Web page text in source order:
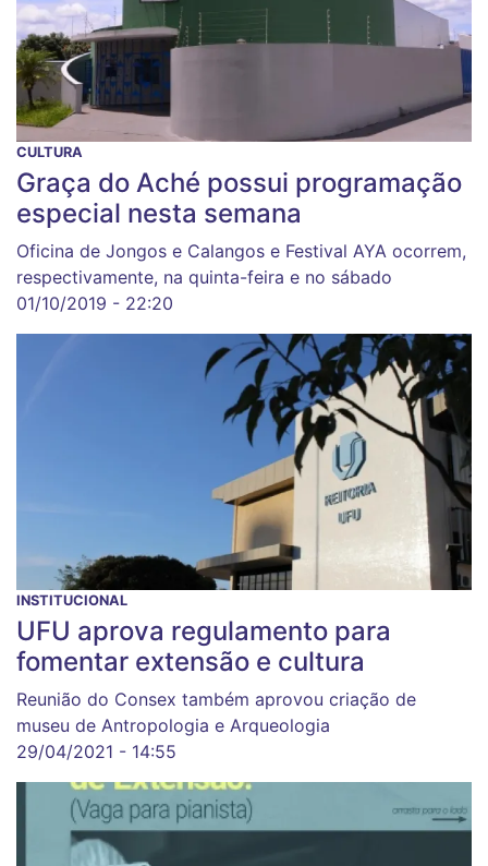
CULTURA
Graça do Aché possui programação
especial nesta semana
Oficina de Jongos e Calangos e Festival AYA ocorrem,
respectivamente, na quinta-feira e no sábado
01/10/2019 - 22:20
INSTITUCIONAL
UFU aprova regulamento para
fomentar extensão e cultura
Reunião do Consex também aprovou criação de
museu de Antropologia e Arqueologia
29/04/2021 - 14:55